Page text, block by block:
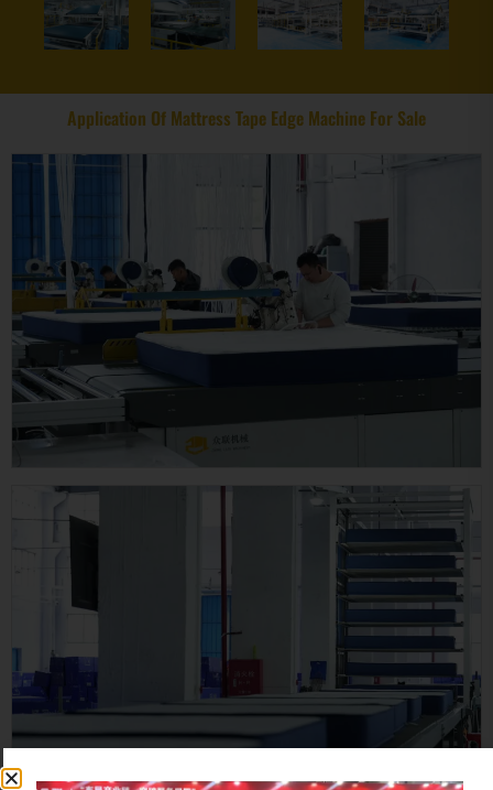
Application Of Mattress Tape Edge Machine For Sale